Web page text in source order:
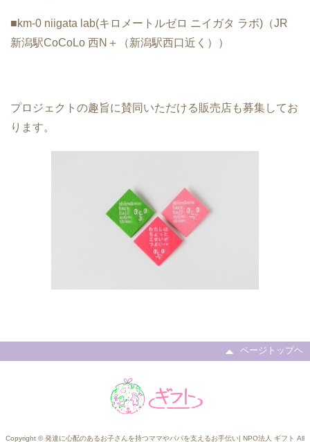
■km-0 niigata lab(キロメートルゼロ ニイガタ ラボ)（JR
新潟駅CoCoLo 西N＋（新潟駅西口近く））
プロジェクトの趣旨に賛同いただける販売店も募集してお
ります。
ページトップヘ
Copyright © 発達に心配のあるお子さんを持つママやパパを支えるお手伝い| NPO法人 ギフト All